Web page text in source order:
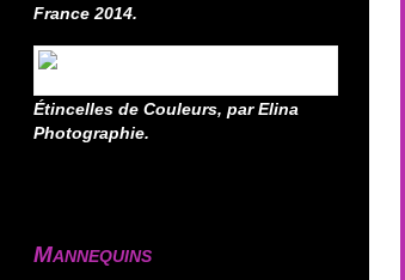
France 2014.
Étincelles de Couleurs, par Elina
Photographie.
Mannequins